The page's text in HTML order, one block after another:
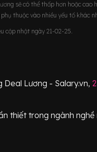
sẽ có thể thấp hơn hoặc
phụ thuộc vào nhiều yếu tố khác
cập nhật ngày 21-02-25.
Lương - Salary.vn,
thiết trong ngành nghề